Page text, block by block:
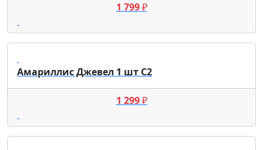
1 799₽
Амариллис Джевел 1 шт С2
1 299₽